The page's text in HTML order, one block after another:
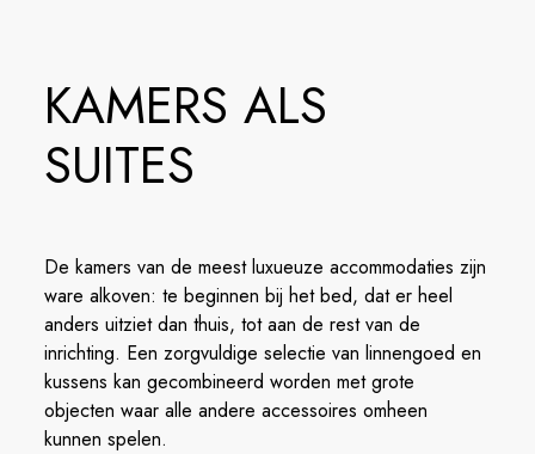
KAMERS ALS
SUITES
De kamers van de meest luxueuze accommodaties zijn
ware alkoven: te beginnen bij het bed, dat er heel
anders uitziet dan thuis, tot aan de rest van de
inrichting. Een zorgvuldige selectie van linnengoed en
kussens kan gecombineerd worden met grote
objecten waar alle andere accessoires omheen
kunnen spelen.